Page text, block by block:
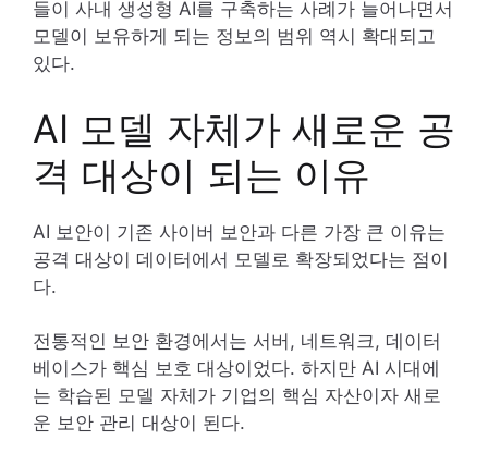
들이 사내 생성형 AI를 구축하는 사례가 늘어나면서
모델이 보유하게 되는 정보의 범위 역시 확대되고
있다.
AI 모델 자체가 새로운 공
격 대상이 되는 이유
AI 보안이 기존 사이버 보안과 다른 가장 큰 이유는
공격 대상이 데이터에서 모델로 확장되었다는 점이
다.
전통적인 보안 환경에서는 서버, 네트워크, 데이터
베이스가 핵심 보호 대상이었다. 하지만 AI 시대에
는 학습된 모델 자체가 기업의 핵심 자산이자 새로
운 보안 관리 대상이 된다.